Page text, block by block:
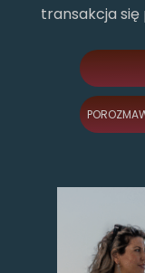
transakcja się